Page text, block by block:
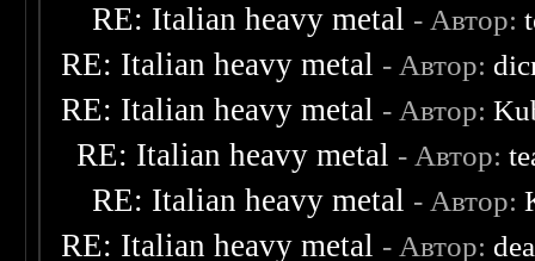
RE: Italian heavy metal - Автор:
RE: Italian heavy metal - Автор:
RE: Italian heavy metal - Автор:
RE: Italian heavy metal - Автор:
RE: Italian heavy metal - Автор:
RE: Italian heavy metal - Автор: